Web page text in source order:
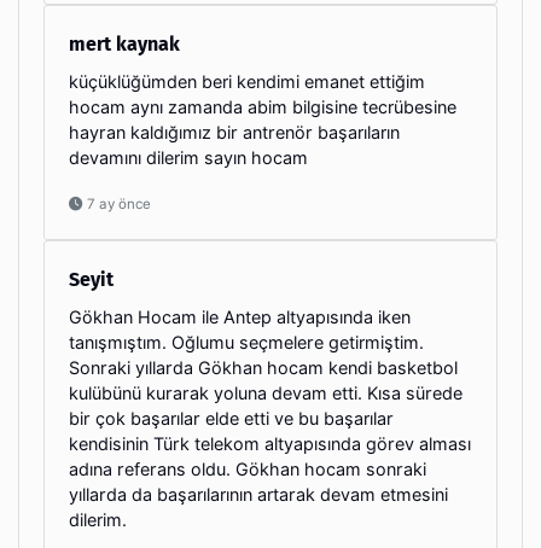
mert kaynak
küçüklüğümden beri kendimi emanet ettiğim
hocam aynı zamanda abim bilgisine tecrübesine
hayran kaldığımız bir antrenör başarıların
devamını dilerim sayın hocam
7 ay önce
Seyit
Gökhan Hocam ile Antep altyapısında iken
tanışmıştım. Oğlumu seçmelere getirmiştim.
Sonraki yıllarda Gökhan hocam kendi basketbol
kulübünü kurarak yoluna devam etti. Kısa sürede
bir çok başarılar elde etti ve bu başarılar
kendisinin Türk telekom altyapısında görev alması
adına referans oldu. Gökhan hocam sonraki
yıllarda da başarılarının artarak devam etmesini
dilerim.